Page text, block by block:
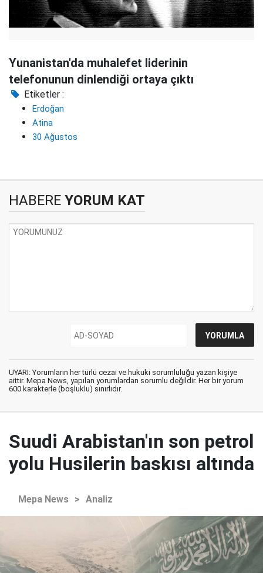
Yunanistan'da muhalefet liderinin
telefonunun dinlendiği ortaya çıktı
Etiketler :
Erdoğan
Atina
30 Ağustos
HABERE YORUM KAT
UYARI: Yorumların her türlü cezai ve hukuki sorumluluğu yazan kişiye
aittir. Mepa News, yapılan yorumlardan sorumlu değildir. Her bir yorum
600 karakterle (boşluklu) sınırlıdır.
Suudi Arabistan'ın son petrol
yolu Husilerin baskısı altında
Mepa News > Analiz